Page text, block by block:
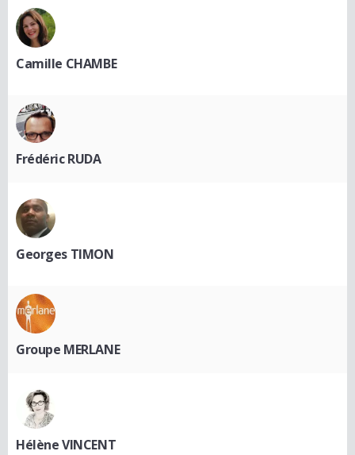
Camille CHAMBE
Frédéric RUDA
Georges TIMON
Groupe MERLANE
Hélène VINCENT